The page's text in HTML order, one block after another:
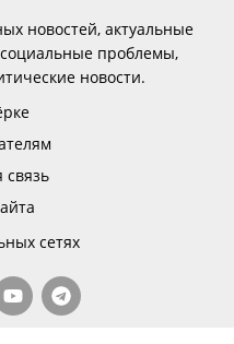
новостей, актуальные
проблемы,
новости.
связь
сетях